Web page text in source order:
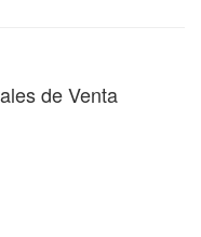
de Venta